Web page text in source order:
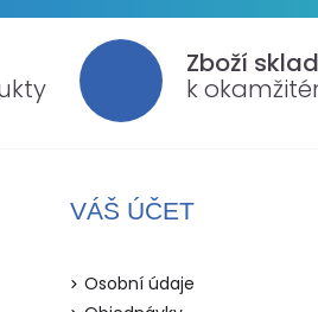
Zboží
k
VÁŠ ÚČET
Osobní údaje